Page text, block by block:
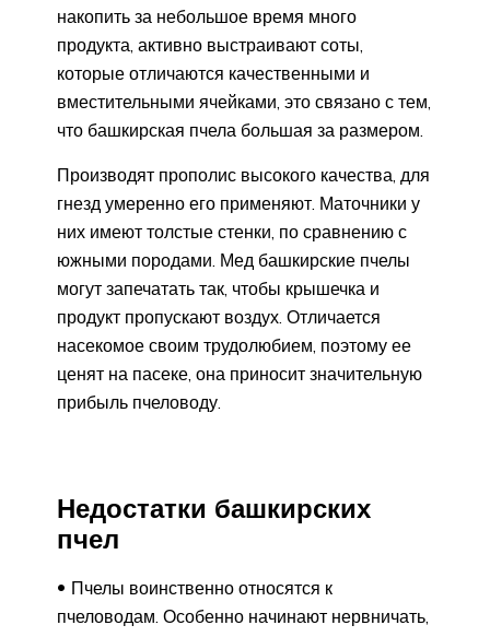
накопить за небольшое время много
продукта, активно выстраивают соты,
которые отличаются качественными и
вместительными ячейками, это связано с тем,
что башкирская пчела большая за размером.
Производят прополис высокого качества, для
гнезд умеренно его применяют. Маточники у
них имеют толстые стенки, по сравнению с
южными породами. Мед башкирские пчелы
могут запечатать так, чтобы крышечка и
продукт пропускают воздух. Отличается
насекомое своим трудолюбием, поэтому ее
ценят на пасеке, она приносит значительную
прибыль пчеловоду.
Недостатки башкирских
пчел
Пчелы воинственно относятся к
пчеловодам. Особенно начинают нервничать,